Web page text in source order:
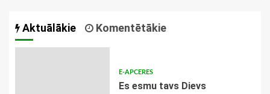
Aktuālākie Komentētākie
E-APCERES
Es esmu tavs Dievs